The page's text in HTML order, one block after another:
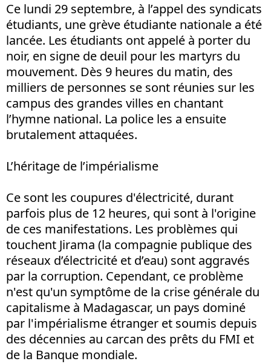
Ce lundi 29 septembre, à l’appel des syndicats
étudiants, une grève étudiante nationale a été
lancée. Les étudiants ont appelé à porter du
noir, en signe de deuil pour les martyrs du
mouvement. Dès 9 heures du matin, des
milliers de personnes se sont réunies sur les
campus des grandes villes en chantant
l’hymne national. La police les a ensuite
brutalement attaquées.
L’héritage de l’impérialisme
Ce sont les coupures d'électricité, durant
parfois plus de 12 heures, qui sont à l'origine
de ces manifestations. Les problèmes qui
touchent Jirama (la compagnie publique des
réseaux d’électricité et d’eau) sont aggravés
par la corruption. Cependant, ce problème
n'est qu'un symptôme de la crise générale du
capitalisme à Madagascar, un pays dominé
par l'impérialisme étranger et soumis depuis
des décennies au carcan des prêts du FMI et
de la Banque mondiale.